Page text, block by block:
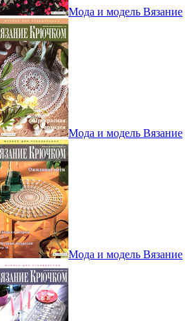
Мода и модель Вязание
Мода и модель Вязание
Мода и модель Вязание